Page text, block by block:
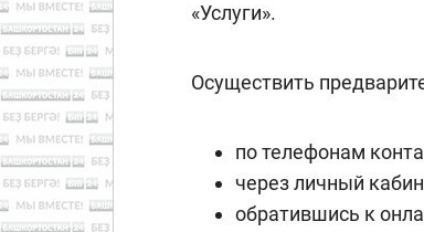
«Услуги».
Осуществить
по телефонам
через личный
обратившись к